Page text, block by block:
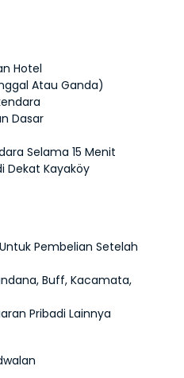
Hotel
Atau Ganda)
Dasar
Selama 15 Menit
Dekat Kayaköy
Pembelian Setelah
Buff, Kacamata,
Pribadi Lainnya